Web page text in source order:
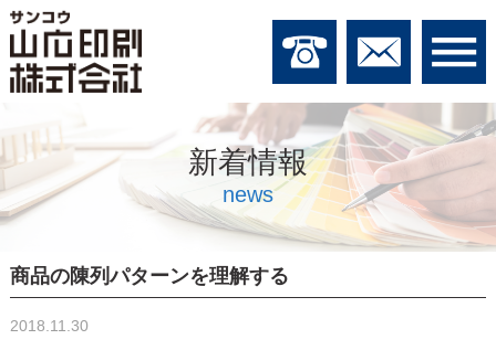
新着情報
news
商品の陳列パターンを理解する
2018.11.30